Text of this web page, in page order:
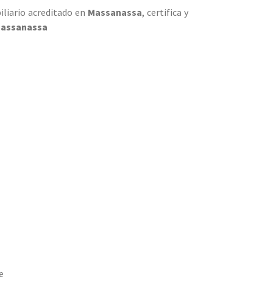
acreditado en Massanassa, certifica y